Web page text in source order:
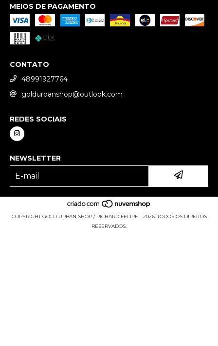
MEIOS DE PAGAMENTO
CONTATO
48991927764
goldurbanshop@outlook.com
REDES SOCIAIS
NEWSLETTER
COPYRIGHT GOLD URBAN SHOP / RICHARD FELIPE - 2026. TODOS OS DIREITOS
RESERVADOS.